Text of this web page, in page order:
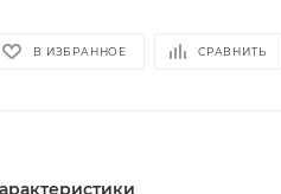
В ИЗБРАННОЕ СРАВНИТЬ